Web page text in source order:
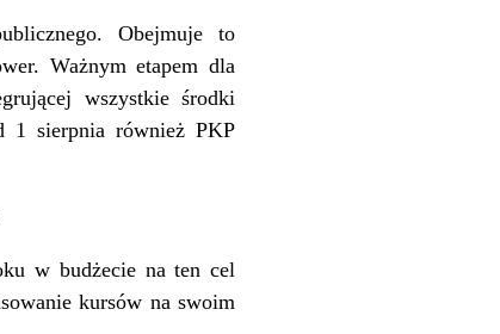
Obejmuje to
Ważnym etapem dla
wszystkie środki
1 sierpnia również PKP
w budżecie na ten cel
kursów na swoim